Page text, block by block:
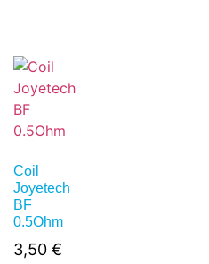
Coil
Joyetech
BF
0.5Ohm
3,50 €